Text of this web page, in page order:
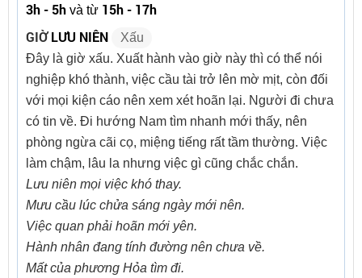
3h - 5h và từ 15h - 17h
GIỜLƯU NIÊN
Xấu
Đây là giờ xấu. Xuất hành vào giờ này thì có thể nói
nghiệp khó thành, việc cầu tài trở lên mờ mịt, còn đối
với mọi kiện cáo nên xem xét hoãn lại. Người đi chưa
có tin về. Đi hướng Nam tìm nhanh mới thấy, nên
phòng ngừa cãi cọ, miệng tiếng rất tầm thường. Việc
làm chậm, lâu la nhưng việc gì cũng chắc chắn.
Lưu niên mọi việc khó thay.
Mưu cầu lúc chửa sáng ngày mới nên.
Việc quan phải hoãn mới yên.
Hành nhân đang tính đường nên chưa về.
Mất của phương Hỏa tìm đi.